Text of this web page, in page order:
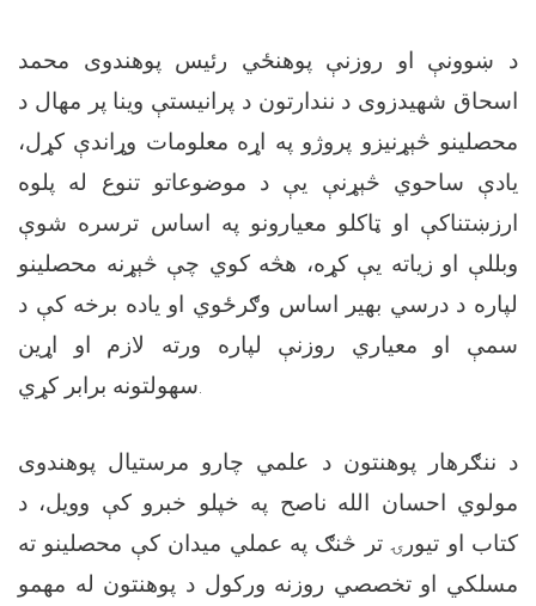
د ښوونې او روزنې پوهنځي رئیس پوهندوی محمد
اسحاق شهیدزوی د نندارتون د پرانیستې وینا پر مهال د
محصلینو څېړنیزو پروژو په اړه معلومات وړاندې کړل،
یادې ساحوي څېړنې یې د موضوعاتو تنوع له پلوه
ارزښتناکې او ټاکلو معیارونو په اساس ترسره شوې
وبللې او زیاته یې کړه، هڅه کوي چې څېړنه محصلینو
لپاره د درسي بهیر اساس وګرځوي او یاده برخه کې د
سمې او معیاري روزنې لپاره ورته لازم او اړین
سهولتونه برابر کړي.
د ننګرهار پوهنتون د علمي چارو مرستیال پوهندوی
مولوي احسان الله ناصح په خپلو خبرو کې وویل، د
کتاب او تیورۍ تر څنګ په عملي میدان کې محصلینو ته
مسلکي او تخصصي روزنه ورکول د پوهنتون له مهمو